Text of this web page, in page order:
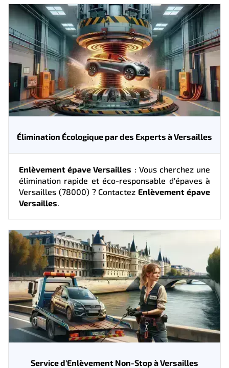
Élimination Écologique par des Experts à Versailles
Enlèvement épave Versailles : Vous cherchez une
élimination rapide et éco-responsable d'épaves à
Versailles (78000) ? Contactez Enlèvement épave
Versailles.
Service d'Enlèvement Non-Stop à Versailles